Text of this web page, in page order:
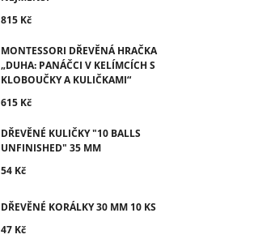
815 Kč
MONTESSORI DŘEVĚNÁ HRAČKA
„DUHA: PANÁČCI V KELÍMCÍCH S
KLOBOUČKY A KULIČKAMI“
615 Kč
DŘEVĚNÉ KULIČKY "10 BALLS
UNFINISHED" 35 MM
54 Kč
DŘEVĚNÉ KORÁLKY 30 MM 10 KS
47 Kč